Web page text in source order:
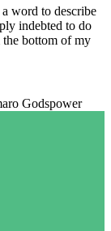
word to describe
indebted to do
the bottom of my
Godspower